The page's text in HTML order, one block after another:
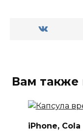
Вам также
iPhone,